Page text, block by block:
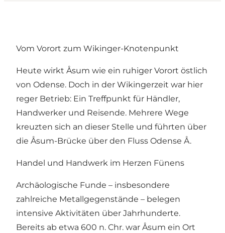
Vom Vorort zum Wikinger-Knotenpunkt
Heute wirkt Åsum wie ein ruhiger Vorort östlich
von Odense. Doch in der Wikingerzeit war hier
reger Betrieb: Ein Treffpunkt für Händler,
Handwerker und Reisende. Mehrere Wege
kreuzten sich an dieser Stelle und führten über
die Åsum-Brücke über den Fluss Odense Å.
Handel und Handwerk im Herzen Fünens
Archäologische Funde – insbesondere
zahlreiche Metallgegenstände – belegen
intensive Aktivitäten über Jahrhunderte.
Bereits ab etwa 600 n. Chr. war Åsum ein Ort